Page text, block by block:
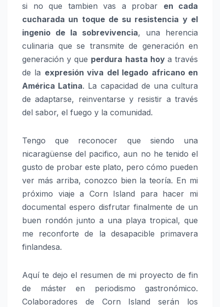
si no que tambien vas a probar en cada
cucharada un toque de su resistencia y el
ingenio de la sobrevivencia, una herencia
culinaria que se transmite de generación en
generación y que perdura hasta hoy a través
de la expresión viva del legado africano en
América Latina. La capacidad de una cultura
de adaptarse, reinventarse y resistir a través
del sabor, el fuego y la comunidad.
Tengo que reconocer que siendo una
nicaragüense del pacifico, aun no he tenido el
gusto de probar este plato, pero cómo pueden
ver más arriba, conozco bien la teoría. En mi
próximo viaje a Corn Island para hacer mi
documental espero disfrutar finalmente de un
buen rondón junto a una playa tropical, que
me reconforte de la desapacible primavera
finlandesa.
Aquí te dejo el resumen de mi proyecto de fin
de máster en periodismo gastronómico.
Colaboradores de Corn Island serán los